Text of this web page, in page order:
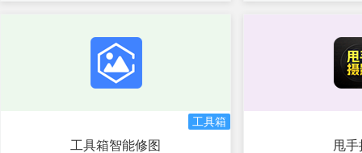
工具箱
工具箱智能修图 甩